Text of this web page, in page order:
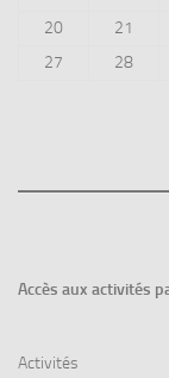
20
21
27
28
Accès aux activités
Activités